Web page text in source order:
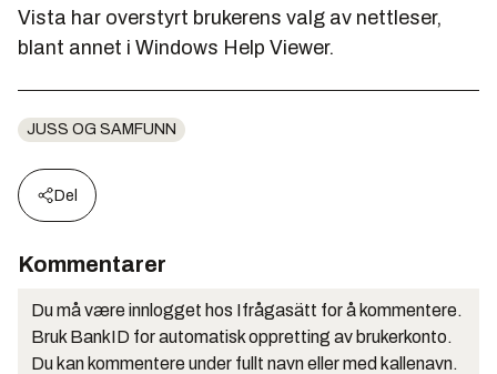
Vista har overstyrt brukerens valg av nettleser,
blant annet i Windows Help Viewer.
JUSS OG SAMFUNN
Del
Kommentarer
Du må være innlogget hos Ifrågasätt for å kommentere.
Bruk BankID for automatisk oppretting av brukerkonto.
Du kan kommentere under fullt navn eller med kallenavn.